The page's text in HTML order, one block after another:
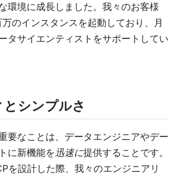
環境に成長しました。我々のお客様
のインスタンスを起動しており、月
タサイエンティストをサポートしてい
シンプルさ
要なことは、データエンジニアやデー
に新機能を迅速に提供することです。
を設計した際、我々のエンジニアリ